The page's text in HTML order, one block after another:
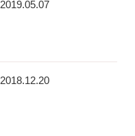
2019.05.07
2018.12.20